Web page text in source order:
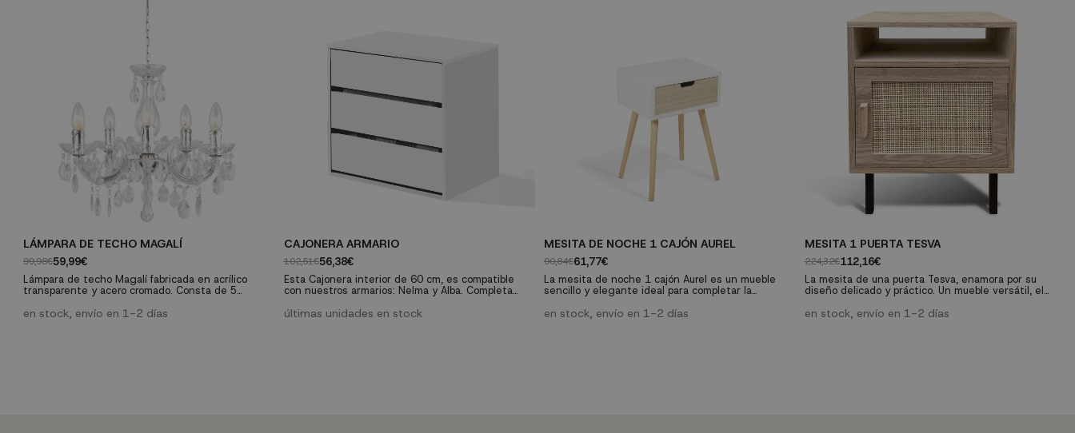
LÁMPARA DE TECHO MAGALÍ
99,98€59,99€
Lámpara de techo Magalí fabricada en acrílico
transparente y acero cromado. Consta de 5
casquillo E-14 para un máximo de 40W (no
en stock, envío en 1-2 días
CAJONERA ARMARIO
102,51€56,38€
Esta Cajonera interior de 60 cm, es compatible
con nuestros armarios: Nelma y Alba. Completa
función y uso del mismo.
últimas unidades en stock
MESITA DE NOCHE 1 CAJÓN AUREL
90,84€61,77€
La mesita de noche 1 cajón Aurel es un mueble
sencillo y elegante ideal para completar la
mesita de noche de estilo nórdico que por su
en stock, envío en 1-2 días
MESITA 1 PUERTA TESVA
224,32€112,16€
La mesita de una puerta Tesva, enamora por su
diseño delicado y práctico. Un mueble versátil, el
capacidad de almacenaje.
en stock, envío en 1-2 días